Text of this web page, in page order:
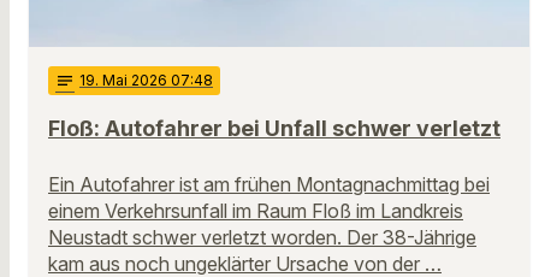
notes 19. Mai 2026 07:48
Floß: Autofahrer bei Unfall schwer verletzt
Ein Autofahrer ist am frühen Montagnachmittag bei
einem Verkehrsunfall im Raum Floß im Landkreis
Neustadt schwer verletzt worden. Der 38-Jährige
kam aus noch ungeklärter Ursache von der …